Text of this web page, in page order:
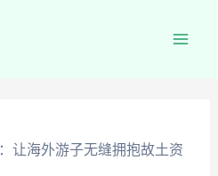
让海外游子无缝拥抱故土资